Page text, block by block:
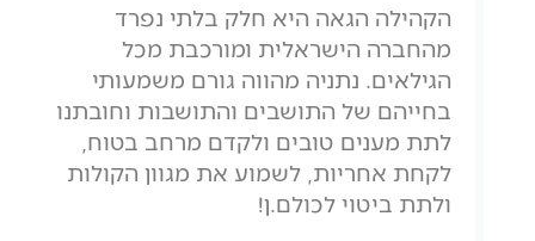
הקהילה הגאה היא חלק בלתי נפרד
מהחברה הישראלית ומורכבת מכל
הגילאים. נתניה מהווה גורם משמעותי
בחייהם של התושבים והתושבות וחובתנו
לתת מענים טובים ולקדם מרחב בטוח,
לקחת אחריות, לשמוע את מגוון הקולות
ולתת ביטוי לכולם.ן!